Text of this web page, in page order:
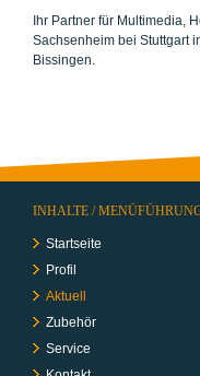
Ihr Partner für Multimedia,
Sachsenheim bei Stuttgart
Bissingen.
INHALTE /
Startseite
Profil
Aktuell
Zubehör
Service